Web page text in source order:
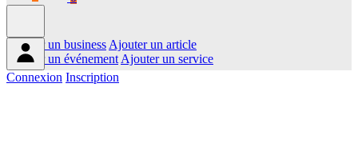
Ajouter un business Ajouter un article
Ajouter un événement Ajouter un service
Connexion Inscription